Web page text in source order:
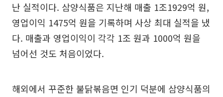
난 실적이다. 삼양식품은 지난해 매출 1조1929억 원,
영업이익 1475억 원을 기록하며 사상 최대 실적을 냈
다. 매출과 영업이익이 각각 1조 원과 1000억 원을
넘어선 것도 처음이었다.
해외에서 꾸준한 불닭볶음면 인기 덕분에 삼양식품의